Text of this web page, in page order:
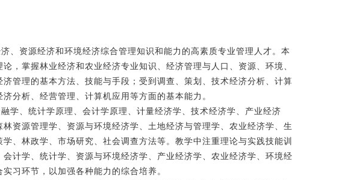
、资源经济和环境经济综合管理知识和能力的高素质专业管理人才。本
，掌握林业经济和农业经济专业知识、经济管理与人口、资源、环境、
管理的基本方法、技能与手段；受到调查、策划、技术经济分析、计算
分析、经营管理、计算机应用等方面的基本能力。
学、统计学原理、会计学原理、计量经济学、技术经济学、产业经济
资源管理学、资源与环境经济学、土地经济与管理学、农业经济学、生
、林政学、市场研究、社会调查方法等。教学中注重理论与实践技能训
计学、统计学、资源与环境经济学、产业经济学、农业经济学、环境经
习环节，以加强各种能力的综合培养。